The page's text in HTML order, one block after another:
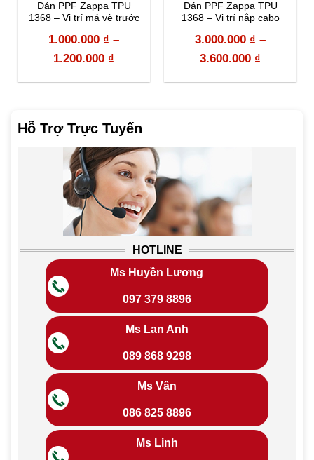
Hỗ Trợ Trực Tuyến
HOTLINE
Ms Huyền Lương
097 379 8896
Ms Lan Anh
089 868 9298
Ms Vân
086 825 8896
Ms Linh
Dán PPF Zappa TPU
1368 – Vị trí má vè trước
1.000.000 ₫ –
1.200.000 ₫
Dán PPF Zappa TPU
1368 – Vị trí nắp cabo
3.000.000 ₫ –
3.600.000 ₫